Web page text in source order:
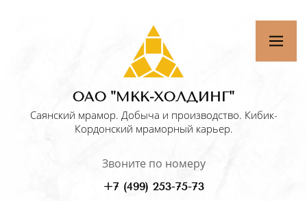
ОАО "МКК-ХОЛДИНГ"
Саянский мрамор. Добыча и производство. Кибик-
Кордонский мраморный карьер.
Звоните по номеру
+7 (499) 253-75-73